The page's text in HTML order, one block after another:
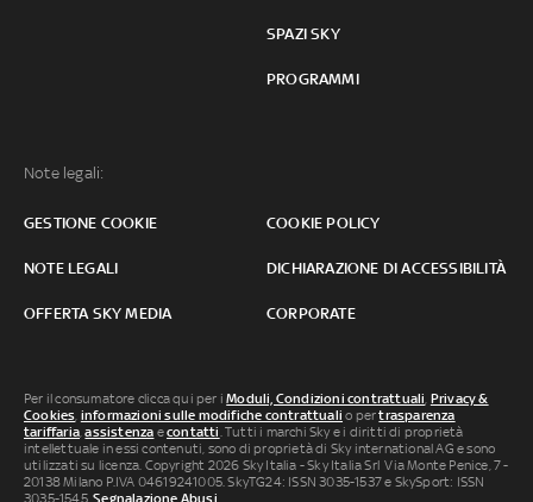
SPAZI SKY
PROGRAMMI
Note legali:
GESTIONE COOKIE COOKIE POLICY
NOTE LEGALI DICHIARAZIONE DI ACCESSIBILITÀ
OFFERTA SKY MEDIA CORPORATE
Per il consumatore clicca qui per iModuli, Condizioni contrattuali, Privacy &
Cookies, informazioni sulle modifiche contrattuali o pertrasparenza
tariffaria,assistenza econtatti. Tutti i marchi Sky e i diritti di proprietà
intellettuale in essi contenuti, sono di proprietà di Sky international AG e sono
utilizzati su licenza. Copyright 2026 Sky Italia - Sky Italia Srl Via Monte Penice, 7 -
20138 Milano P.IVA 04619241005. SkyTG24: ISSN 3035-1537 e SkySport: ISSN
3035-1545.Segnalazione Abusi